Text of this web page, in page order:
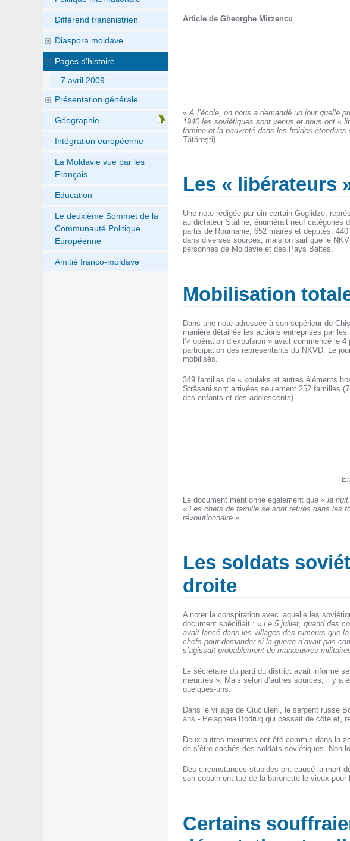
Article de Gheorghe Mirzencu
« A l’école, on nous a demandé un jour quelle
1940 les soviétiques sont venus et nous ont «
famine et la pauvreté dans les froides étendues
Tătăreşti)
Les « libérateurs
Une note rédigée par uin certain Goglidze,
au dictateur Staline, énumérait neuf catégories
partis de Roumanie, 652 maires et députés,
dans diverses sources, mais on sait que le
personnes de Moldavie et des Pays Baltes.
Mobilisation
Dans une note adressée à son supérieur de
manière détaillée les actions entreprises par
l’« opération d’expulsion » avait commencé
participation des représentants du NKVD. Le
mobilisés.
349 familles de « koulaks et autres éléments
Strășeni sont arrivées seulement 252 familles
des enfants et des adolescents).
Le document mentionne également que « la nuit
« Les chefs de famille se sont retirés dans les
révolutionnaire».
Les soldats
droite
A noter la conspiration avec laquelle les
document spécifiait : « Le 5 juillet, quand des
avait lancé dans les villages des rumeurs que
chefs pour demander si la guerre n’avait pas
s’agissait probablement de manœuvres
Le sécretaire du parti du district avait informé
meurtres ». Mais selon d’autres sources, il y a
quelques-uns.
Dans le village de Ciuciuleni, le sergent russe
ans - Pelagheia Bodrug qui passait de côté et,
Deux autres meurtres ont été commis dans la
de s’être cachés des soldats soviétiques. Non
Des circonstances stupides ont causé la mort
son copain ont tué de la baïonette le vieux pour
Certains
Différend transnistrien
Diaspora moldave
Pages d’histoire
7 avril 2009
Présentation générale
Géographie
Intégration européenne
La Moldavie vue par les
Français
Education
Le deuxième Sommet de la
Communauté Politique
Européenne
Amitié franco-moldave